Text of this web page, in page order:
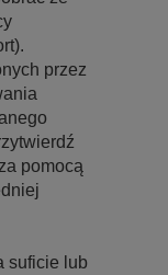
przez
pomocą
suficie lub